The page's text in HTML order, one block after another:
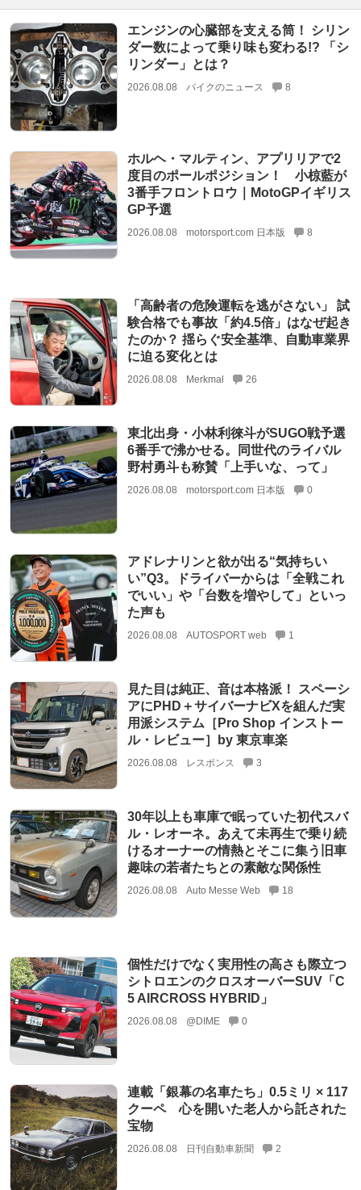
エンジンの心臓部を支える筒！ シリン
ダー数によって乗り味も変わる!? 「シ
リンダー」とは？
2026.08.08 バイクのニュース 8
ホルヘ・マルティン、アプリリアで2
度目のポールポジション！ 小椋藍が
3番手フロントロウ｜MotoGPイギリス
GP予選
2026.08.08 motorsport.com 日本版 8
「高齢者の危険運転を逃がさない」 試
験合格でも事故「約4.5倍」はなぜ起き
たのか？ 揺らぐ安全基準、自動車業界
に迫る変化とは
2026.08.08 Merkmal 26
東北出身・小林利徠斗がSUGO戦予選
6番手で沸かせる。同世代のライバル
野村勇斗も称賛「上手いな、って」
2026.08.08 motorsport.com 日本版 0
アドレナリンと欲が出る“気持ちい
い”Q3。ドライバーからは「全戦これ
でいい」や「台数を増やして」といっ
た声も
2026.08.08 AUTOSPORT web 1
見た目は純正、音は本格派！ スペーシ
アにPHD＋サイバーナビXを組んだ実
用派システム［Pro Shop インストー
ル・レビュー］by 東京車楽
2026.08.08 レスポンス 3
30年以上も車庫で眠っていた初代スバ
ル・レオーネ。あえて未再生で乗り続
けるオーナーの情熱とそこに集う旧車
趣味の若者たちとの素敵な関係性
2026.08.08 Auto Messe Web 18
個性だけでなく実用性の高さも際立つ
シトロエンのクロスオーバーSUV「C
5 AIRCROSS HYBRID」
2026.08.08 @DIME 0
連載「銀幕の名車たち」0.5ミリ × 117
クーペ 心を開いた老人から託された
宝物
2026.08.08 日刊自動車新聞 2